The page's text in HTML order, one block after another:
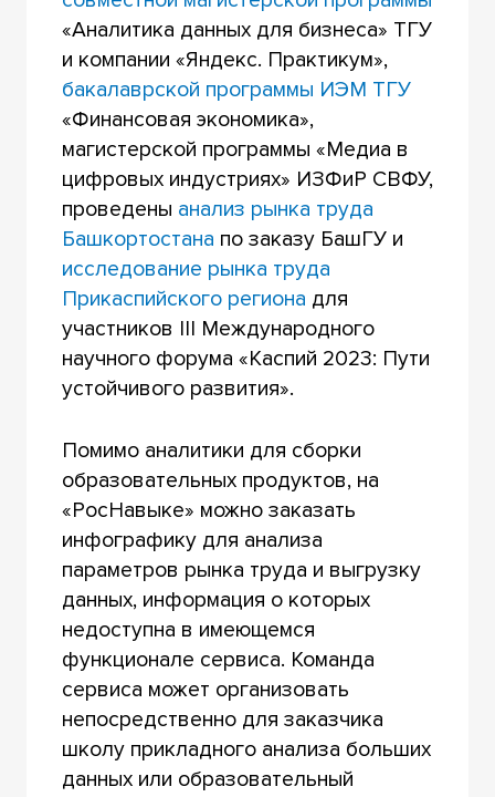
«Аналитика данных для бизнеса» ТГУ
и компании «Яндекс. Практикум»,
бакалаврской программы ИЭМ ТГУ
«Финансовая экономика»,
магистерской программы «Медиа в
цифровых индустриях» ИЗФиР СВФУ,
проведены анализ рынка труда
Башкортостана по заказу БашГУ и
исследование рынка труда
Прикаспийского региона для
участников III Международного
научного форума «Каспий 2023: Пути
устойчивого развития».
Помимо аналитики для сборки
образовательных продуктов, на
«РосНавыке» можно заказать
инфографику для анализа
параметров рынка труда и выгрузку
данных, информация о которых
недоступна в имеющемся
функционале сервиса. Команда
сервиса может организовать
непосредственно для заказчика
школу прикладного анализа больших
данных или образовательный